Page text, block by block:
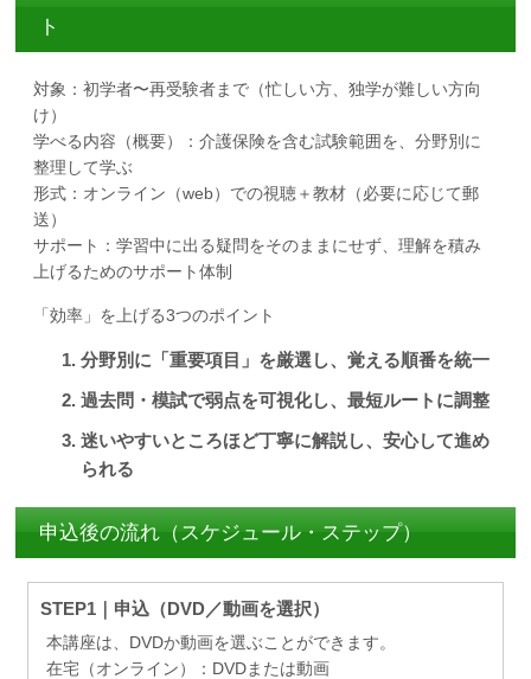
ト
対象：初学者〜再受験者まで（忙しい方、独学が難しい方向
け）
学べる内容（概要）：介護保険を含む試験範囲を、分野別に
整理して学ぶ
形式：オンライン（web）での視聴＋教材（必要に応じて郵
送）
サポート：学習中に出る疑問をそのままにせず、理解を積み
上げるためのサポート体制
「効率」を上げる3つのポイント
分野別に「重要項目」を厳選し、覚える順番を統一
過去問・模試で弱点を可視化し、最短ルートに調整
迷いやすいところほど丁寧に解説し、安心して進め
られる
申込後の流れ（スケジュール・ステップ）
STEP1｜申込（DVD／動画を選択）
本講座は、DVDか動画を選ぶことができます。
在宅（オンライン）：DVDまたは動画